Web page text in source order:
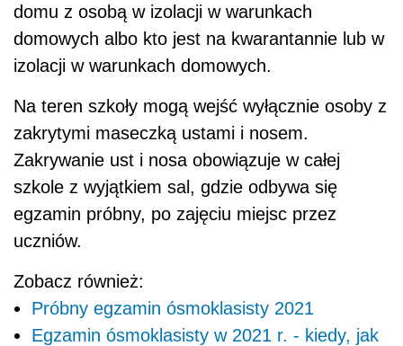
domu z osobą w izolacji w warunkach
domowych albo kto jest na kwarantannie lub w
izolacji w warunkach domowych.
Na teren szkoły mogą wejść wyłącznie osoby z
zakrytymi maseczką ustami i nosem.
Zakrywanie ust i nosa obowiązuje w całej
szkole z wyjątkiem sal, gdzie odbywa się
egzamin próbny, po zajęciu miejsc przez
uczniów.
Zobacz również:
Próbny egzamin ósmoklasisty 2021
Egzamin ósmoklasisty w 2021 r. - kiedy, jak